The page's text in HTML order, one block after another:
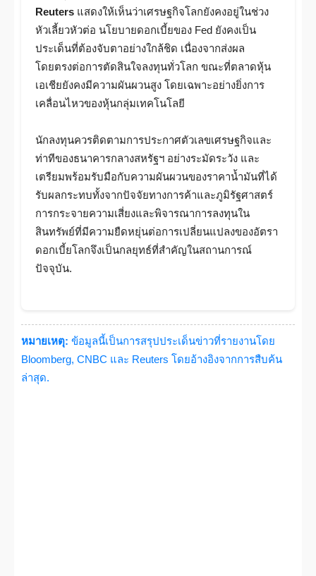
Reuters แสดงให้เห็นว่าเศรษฐกิจโลกยังคงอยู่ในช่วง
หัวเลี้ยวหัวต่อ นโยบายดอกเบี้ยของ Fed ยังคงเป็น
ประเด็นที่ต้องจับตาอย่างใกล้ชิด เนื่องจากส่งผล
โดยตรงต่อการตัดสินใจลงทุนทั่วโลก ขณะที่ตลาดหุ้น
เอเชียยังคงมีความผันผวนสูง โดยเฉพาะอย่างยิ่งการ
เคลื่อนไหวของหุ้นกลุ่มเทคโนโลยี
นักลงทุนควรติดตามการประกาศตัวเลขเศรษฐกิจและ
ท่าทีของธนาคารกลางสหรัฐฯ อย่างระมัดระวัง และ
เตรียมพร้อมรับมือกับความผันผวนของราคาน้ำมันที่ได้
รับผลกระทบทั้งจากปัจจัยทางการค้าและภูมิรัฐศาสตร์
การกระจายความเสี่ยงและพิจารณาการลงทุนใน
สินทรัพย์ที่มีความยืดหยุ่นต่อการเปลี่ยนแปลงของอัตรา
ดอกเบี้ยโลกจึงเป็นกลยุทธ์ที่สำคัญในสถานการณ์
ปัจจุบัน.
หมายเหตุ: ข้อมูลนี้เป็นการสรุปประเด็นข่าวที่รายงานโดย
Bloomberg, CNBC และ Reuters โดยอ้างอิงจากการสืบค้น
ล่าสุด.